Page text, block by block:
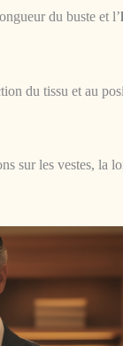
du buste et l’
du tissu et au
sur les vestes, la